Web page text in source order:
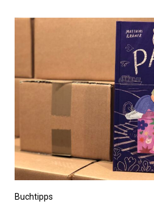
Buchtipps